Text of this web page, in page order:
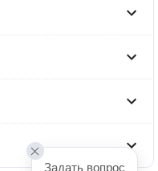
Задать вопрос